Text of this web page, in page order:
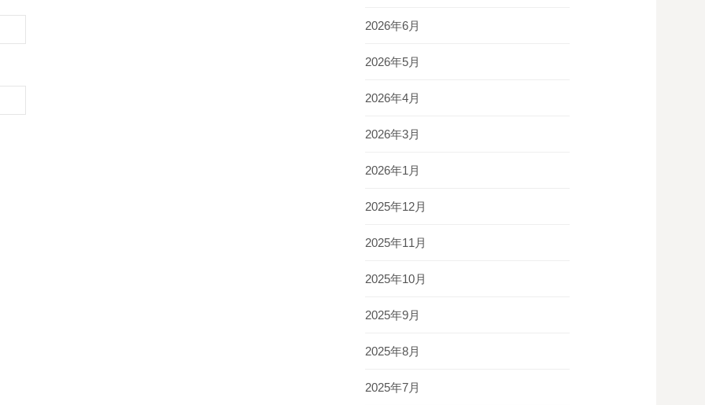
2026年6月
2026年5月
2026年4月
2026年3月
2026年1月
2025年12月
2025年11月
2025年10月
2025年9月
2025年8月
2025年7月